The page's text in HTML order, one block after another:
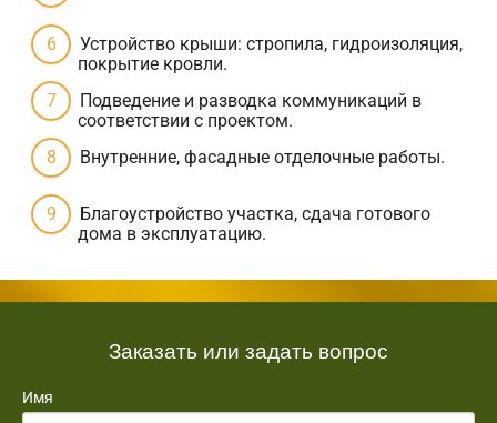
Устройство крыши: стропила, гидроизоляция,
покрытие кровли.
Подведение и разводка коммуникаций в
соответствии с проектом.
Внутренние, фасадные отделочные работы.
Благоустройство участка, сдача готового
дома в эксплуатацию.
Заказать или задать вопрос
Имя